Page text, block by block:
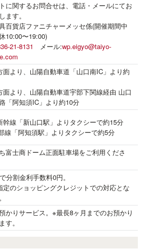
に関するお問合せは、電話・メールにてお
ます。
百貨店ファニチャーメッセ係(開催期間中
10:00〜19:00)
21-8131 メール:wp.eigyo@taiyo-
面より、山陽自動車道「山口南IC」より約
面より、山陽自動車道宇部下関線経由 山口
「阿知須IC」より約10分
幹線「新山口駅」よりタクシーで約15分
線「阿知須駅」よりタクシーで約5分
富士商ドーム正面駐車場をご利用くださ
分割金利手数料0円。
定のショッピングクレジットでの対応とな
かりサービス。※最長8ヶ月までのお預かり
す。